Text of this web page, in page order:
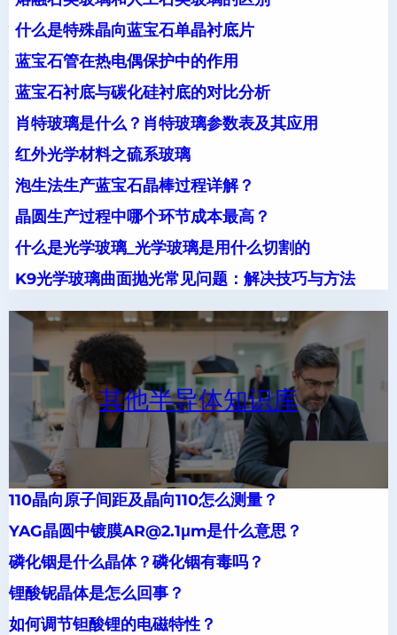
什么是特殊晶向蓝宝石单晶衬底片
蓝宝石管在热电偶保护中的作用
蓝宝石衬底与碳化硅衬底的对比分析
肖特玻璃是什么？肖特玻璃参数表及其应用
红外光学材料之硫系玻璃
泡生法生产蓝宝石晶棒过程详解？
晶圆生产过程中哪个环节成本最高？
什么是光学玻璃_光学玻璃是用什么切割的
K9光学玻璃曲面抛光常见问题：解决技巧与方法
其他半导体知识库
110晶向原子间距及晶向110怎么测量？
YAG晶圆中镀膜AR@2.1μm是什么意思？
磷化铟是什么晶体？磷化铟有毒吗？
锂酸铌晶体是怎么回事？
如何调节钽酸锂的电磁特性？